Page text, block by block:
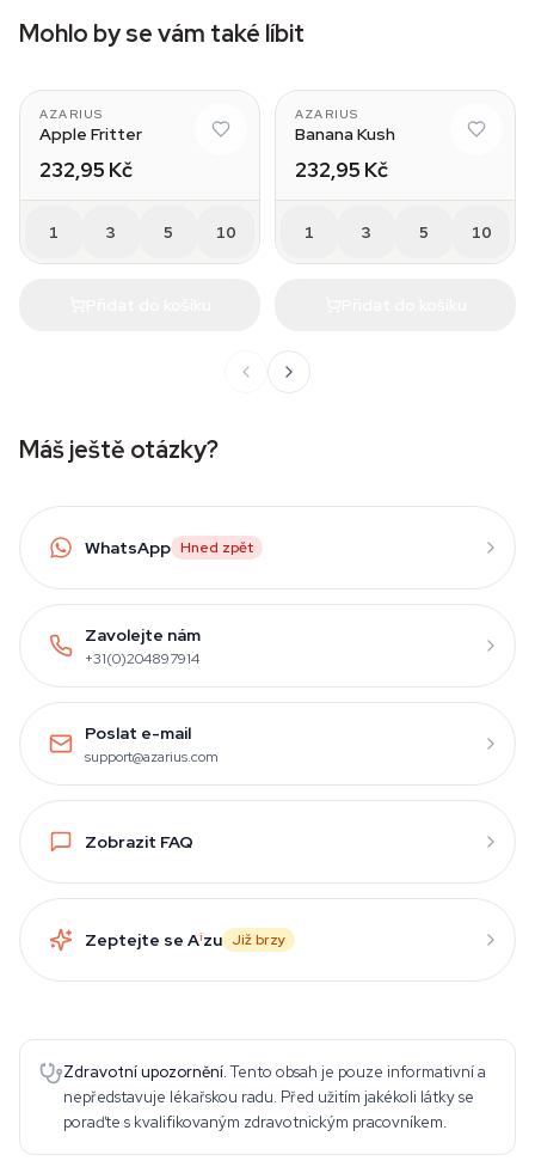
Mohlo by se vám také líbit
AZARIUS
Apple Fritter
232,95 Kč
1 3 5 10
AZARIUS
Banana Kush
232,95 Kč
1 3 5 10
Máš ještě otázky?
WhatsApp Hned zpět
Zavolejte nám
+31(0)204897914
Poslat e-mail
support@azarius.com
Zobrazit FAQ
Zeptejte se Aizu Již brzy
Zdravotní upozornění. Tento obsah je pouze informativní a
nepředstavuje lékařskou radu. Před užitím jakékoli látky se
poraďte s kvalifikovaným zdravotnickým pracovníkem.